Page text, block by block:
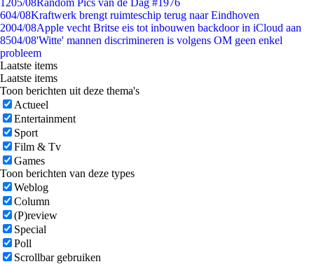
1205/08Random Pics van de Dag #1976
604/08Kraftwerk brengt ruimteschip terug naar Eindhoven
2004/08Apple vecht Britse eis tot inbouwen backdoor in iCloud aan
8504/08'Witte' mannen discrimineren is volgens OM geen enkel
probleem
Laatste items
Laatste items
Toon berichten uit deze thema's
Actueel
Entertainment
Sport
Film & Tv
Games
Toon berichten van deze types
Weblog
Column
(P)review
Special
Poll
Scrollbar gebruiken